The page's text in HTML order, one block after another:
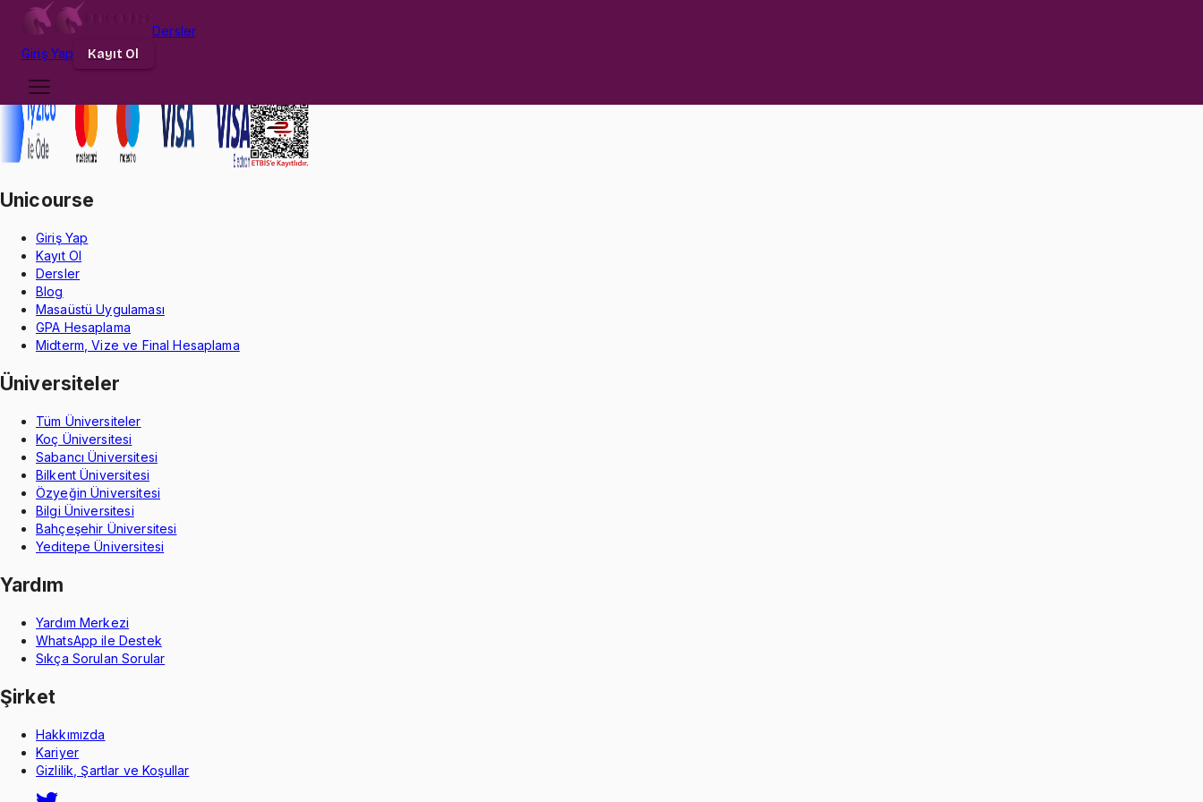
Dersler
GirişYap Kayıt Ol
Unicourse
Giriş Yap
Kayıt Ol
Dersler
Blog
Masaüstü Uygulaması
GPA Hesaplama
Midterm, Vize ve Final Hesaplama
Üniversiteler
Tüm Üniversiteler
Koç Üniversitesi
Sabancı Üniversitesi
Bilkent Üniversitesi
Özyeğin Üniversitesi
Bilgi Üniversitesi
Bahçeşehir Üniversitesi
Yeditepe Üniversitesi
Yardım
Yardım Merkezi
WhatsApp ile Destek
Sıkça Sorulan Sorular
Şirket
Hakkımızda
Kariyer
Gizlilik, Şartlar ve Koşullar